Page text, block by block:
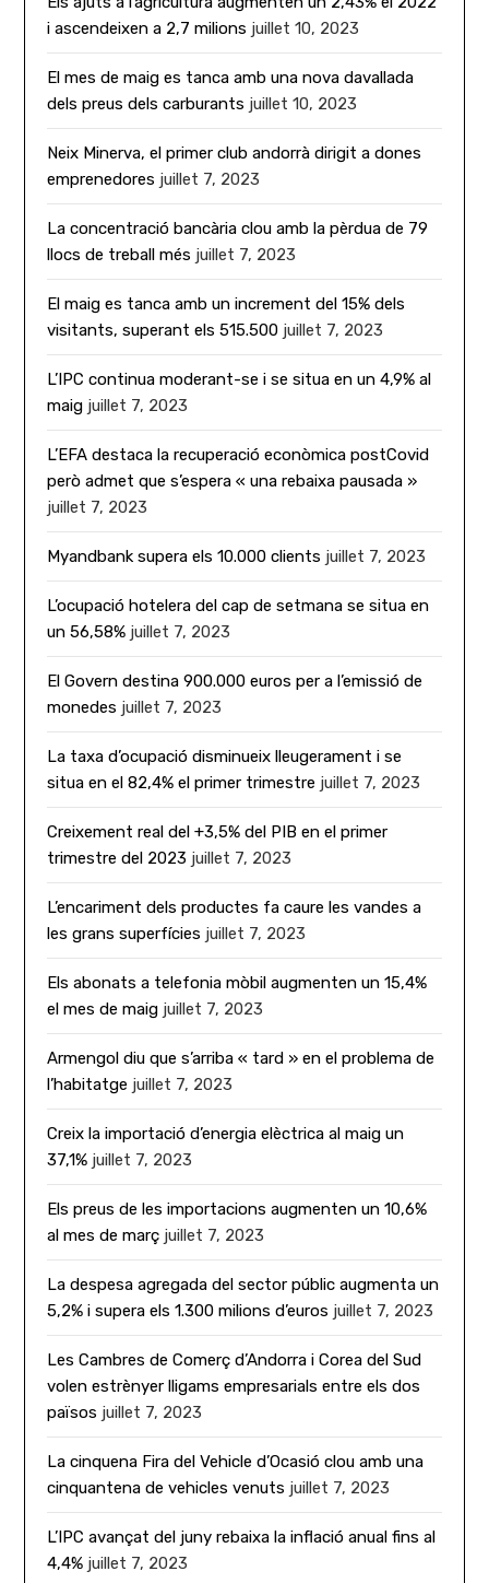
i ascendeixen a 2,7 milions juillet 10, 2023
El mes de maig es tanca amb una nova davallada
dels preus dels carburants juillet 10, 2023
Neix Minerva, el primer club andorrà dirigit a dones
emprenedores juillet 7, 2023
La concentració bancària clou amb la pèrdua de 79
llocs de treball més juillet 7, 2023
El maig es tanca amb un increment del 15% dels
visitants, superant els 515.500 juillet 7, 2023
L’IPC continua moderant-se i se situa en un 4,9% al
maig juillet 7, 2023
L’EFA destaca la recuperació econòmica postCovid
però admet que s’espera « una rebaixa pausada »
juillet 7, 2023
Myandbank supera els 10.000 clients juillet 7, 2023
L’ocupació hotelera del cap de setmana se situa en
un 56,58% juillet 7, 2023
El Govern destina 900.000 euros per a l’emissió de
monedes juillet 7, 2023
La taxa d’ocupació disminueix lleugerament i se
situa en el 82,4% el primer trimestre juillet 7, 2023
Creixement real del +3,5% del PIB en el primer
trimestre del 2023 juillet 7, 2023
L’encariment dels productes fa caure les vandes a
les grans superfícies juillet 7, 2023
Els abonats a telefonia mòbil augmenten un 15,4%
el mes de maig juillet 7, 2023
Armengol diu que s’arriba « tard » en el problema de
l’habitatge juillet 7, 2023
Creix la importació d’energia elèctrica al maig un
37,1% juillet 7, 2023
Els preus de les importacions augmenten un 10,6%
al mes de març juillet 7, 2023
La despesa agregada del sector públic augmenta un
5,2% i supera els 1.300 milions d’euros juillet 7, 2023
Les Cambres de Comerç d’Andorra i Corea del Sud
volen estrènyer lligams empresarials entre els dos
països juillet 7, 2023
La cinquena Fira del Vehicle d’Ocasió clou amb una
cinquantena de vehicles venuts juillet 7, 2023
L’IPC avançat del juny rebaixa la inflació anual fins al
4,4% juillet 7, 2023